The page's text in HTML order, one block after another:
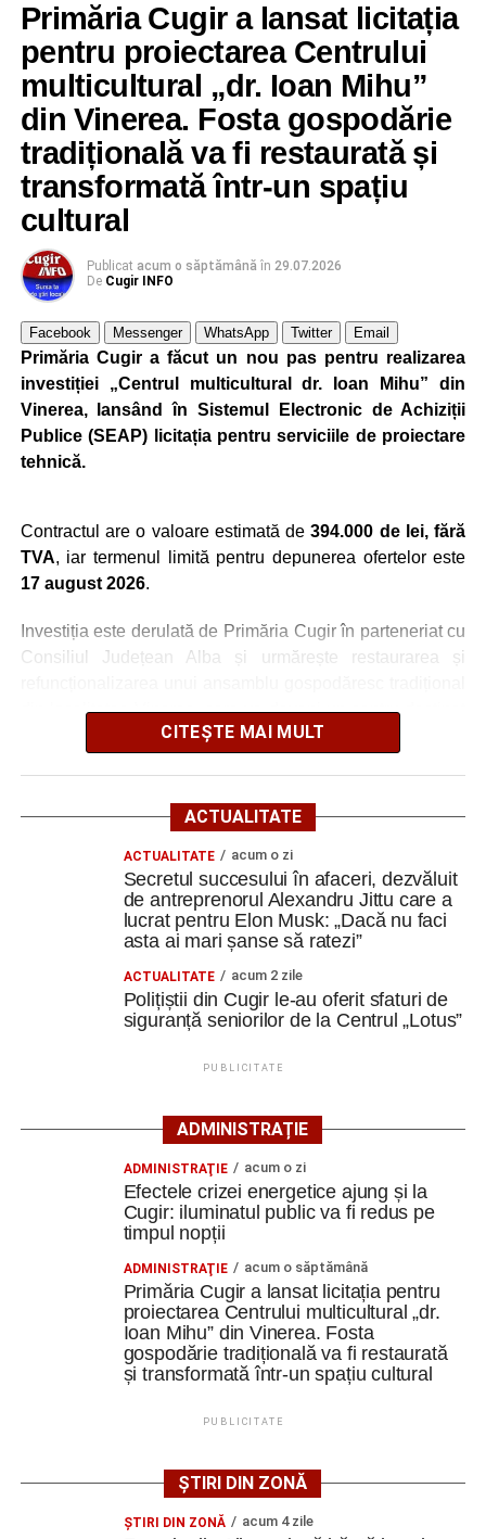
Adaugă cugirinfo.ro ca sursă
preferată pe Google
Ultimele știri din Cugir
Cum și-a construit un informatician din Cugir propria
mașină solară. Vehiculul a ajuns și la o expoziție din
Berlin
Cugir și-au perfecționat competențele prin
Secretul succesului în afaceri, dezvăluit de
antreprenorul Alexandru Jittu care a lucrat pentru
Elon Musk: „Dacă nu faci asta ai mari șanse să
ratezi”
Facebook
Primăria Cugir a lansat licitația
pentru proiectarea Centrului
multicultural „dr. Ioan Mihu”
din Vinerea. Fosta gospodărie
tradițională va fi restaurată și
transformată într-un spațiu
cultural
Publicat acum o săptămână în 29.07.2026
De Cugir INFO
Facebook Messenger WhatsApp Twitter Email
Primăria Cugir a făcut un nou pas pentru realizarea
investiției „Centrul multicultural dr. Ioan Mihu” din
Vinerea, lansând în Sistemul Electronic de Achiziții
Publice (SEAP) licitația pentru serviciile de proiectare
tehnică.
Contractul are o valoare estimată de394.000 de lei, fără
TVA, iar termenul limită pentru depunerea ofertelor este
17 august 2026.
Investiția este derulată de Primăria Cugir în parteneriat cu
Consiliul Județean Alba și urmărește restaurarea și
din localitatea Vinerea, care va deveni un centru destinat
activităților culturale, educaționale și expoziționale.
readusă la viață
Ansamblul este situat pe strada Principală nr. 172 din
Vinerea, pe un teren de aproximativ 1.975 de metri pătrați,
aflat în proprietatea administrației locale.
Complexul este alcătuit din patru corpuri de clădire – fosta
magazie de fierărie, casa memorială, șura și șoprul-atelier
– care păstrează caracteristicile unei gospodării
Clădirile au nevoie de lucrări
ample de consolidare
Potrivit documentației de licitație, expertizele tehnice au
acestea se numără infiltrații de apă, umiditate, degradarea
elementelor din lemn și a acoperișurilor, dar și prăbușirea
parțială a șurii.
De asemenea, instalațiile existente sunt depășite din
și pus în valoare, cu respectarea soluțiilor tehnice ce vor fi
CITEȘTE MAI MULT
ACTUALITATE
ACTUALITATE acum o zi
Secretul succesului în afaceri, dezvăluit
de antreprenorul Alexandru Jittu care a
lucrat pentru Elon Musk: „Dacă nu faci
asta ai mari șanse să ratezi”
ACTUALITATE acum 2 zile
Polițiștii din Cugir le-au oferit sfaturi de
siguranță seniorilor de la Centrul „Lotus”
PUBLICITATE
ADMINISTRAȚIE
ADMINISTRAŢIE acum o zi
Efectele crizei energetice ajung și la
Cugir: iluminatul public va fi redus pe
timpul nopții
ADMINISTRAŢIE acum o săptămână
Primăria Cugir a lansat licitația pentru
proiectarea Centrului multicultural „dr.
Ioan Mihu” din Vinerea. Fosta
gospodărie tradițională va fi restaurată
și transformată într-un spațiu cultural
PUBLICITATE
ȘTIRI DIN ZONĂ
ŞTIRI DIN ZONĂ acum 4 zile